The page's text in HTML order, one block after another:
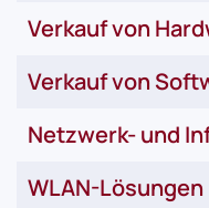
Verkauf von
Verkauf von
Netzwerk- und
WLAN-Lösungen